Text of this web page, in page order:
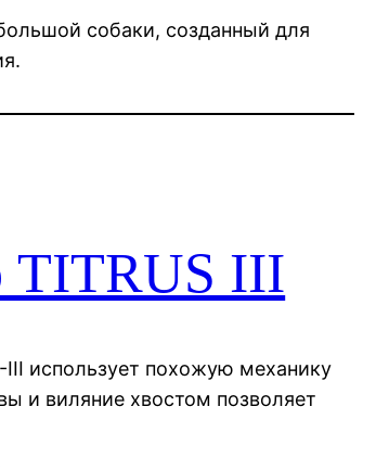
собаки, созданный для
TITRUS III
III использует похожую механику
и виляние хвостом позволяет